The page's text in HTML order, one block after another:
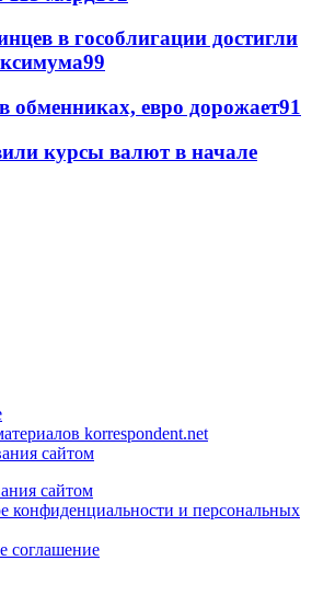
в гособлигации достигли
99
обменниках, евро дорожает91
курсы валют в начале
korrespondent.net
сайтом
сайтом
конфиденциальности и персональных
соглашение